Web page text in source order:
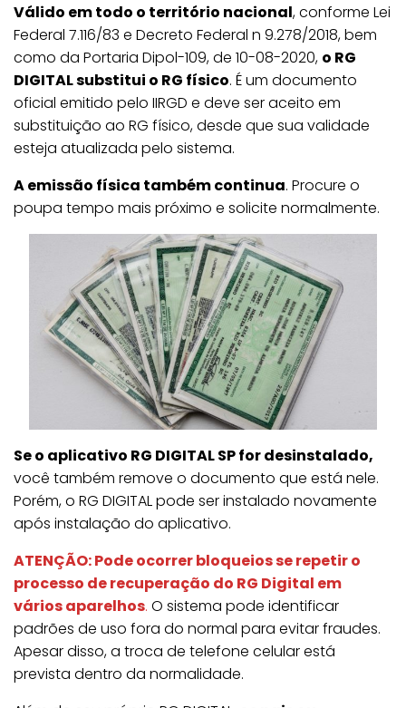
Válido em todo o território nacional, conforme Lei
Federal 7.116/83 e Decreto Federal n 9.278/2018, bem
como da Portaria Dipol-109, de 10-08-2020, o RG
DIGITAL substitui o RG físico. É um documento
oficial emitido pelo IIRGD e deve ser aceito em
substituição ao RG físico, desde que sua validade
esteja atualizada pelo sistema.
A emissão física também continua. Procure o
poupa tempo mais próximo e solicite normalmente.
Se o aplicativo RG DIGITAL SP for desinstalado,
você também remove o documento que está nele.
Porém, o RG DIGITAL pode ser instalado novamente
após instalação do aplicativo.
ATENÇÃO: Pode ocorrer bloqueios se repetir o
processo de recuperação do RG Digital em
vários aparelhos. O sistema pode identificar
padrões de uso fora do normal para evitar fraudes.
Apesar disso, a troca de telefone celular está
prevista dentro da normalidade.